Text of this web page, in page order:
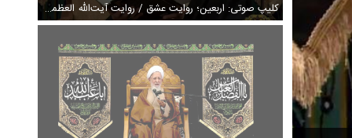
کلیپ صوتی: اربعین؛ روایت عشق / روایت آیت‌الله العظمی جوادی آملی از راز ماندگاری مکتب حسینی